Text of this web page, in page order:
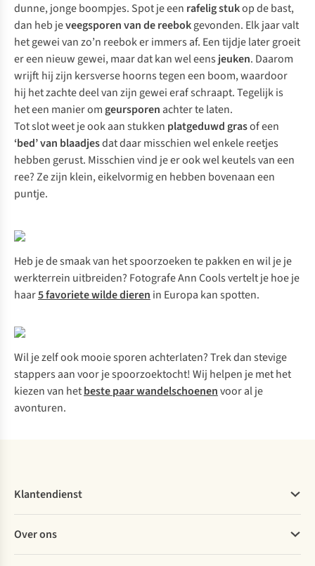
dunne, jonge boompjes. Spot je een rafelig stukop de bast,
dan heb jeveegsporen van de reebokgevonden. Elk jaar valt
het gewei van zo’n reebok er immers af. Een tijdje later groeit
er een nieuw gewei, maar dat kan wel eens jeuken. Daarom
wrijft hij zijn kersverse hoorns tegen een boom, waardoor
hij het zachte deel van zijn gewei eraf schraapt. Tegelijk is
het een manier om geursporen achter te laten.
Tot slot weet je ook aan stukken platgeduwd grasof een
‘bed’ van blaadjesdat daar misschien wel enkele reetjes
hebben gerust. Misschien vind je er ook wel keutels van een
ree? Ze zijn klein, eikelvormig en hebben bovenaan een
puntje.
Heb je de smaak van het spoorzoeken te pakken en wil je je
werkterrein uitbreiden? Fotografe Ann Cools vertelt je hoe je
haar5 favoriete wilde dieren in Europa kan spotten.
Wil je zelf ook mooie sporen achterlaten? Trek dan stevige
stappers aan voor je spoorzoektocht! Wij helpen je met het
kiezen van hetbeste paar wandelschoenenvoor al je
avonturen.
Klantendienst
Bestellen
Betalen
Over ons